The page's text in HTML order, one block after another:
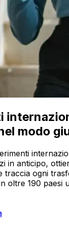
modo
in anticipo,
traccia ogni
oltre 190 paesi